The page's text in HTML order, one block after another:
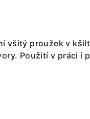
všitý proužek v
Použití v práci i